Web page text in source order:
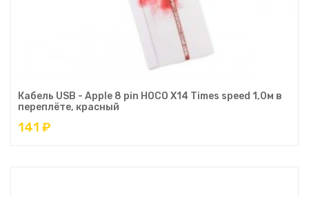
Кабель USB - Apple 8 pin HOCO X14 Times speed 1,0м в
переплёте, красный
141 ₽